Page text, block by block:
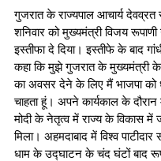
गुजरात के राज्यपाल आचार्य
शनिवार को मुख्यमंत्री विजय
इस्तीफा दे दिया। इस्तीफे के बाद
कहा कि मुझे गुजरात के मुख्यमंत्री
का अवसर देने के लिए मैं भाजपा को
चाहता हूं। अपने कार्यकाल के
मोदी के नेतृत्व में राज्य के विकास
मिला। अहमदाबाद में विश्व
धाम के उद्घाटन के चंद घंटों बाद